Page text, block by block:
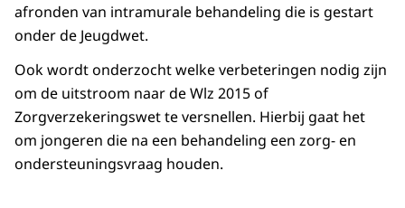
afronden van intramurale behandeling die is gestart
onder de Jeugdwet.
Ook wordt onderzocht welke verbeteringen nodig zijn
om de uitstroom naar de Wlz 2015 of
Zorgverzekeringswet te versnellen. Hierbij gaat het
om jongeren die na een behandeling een zorg- en
ondersteuningsvraag houden.